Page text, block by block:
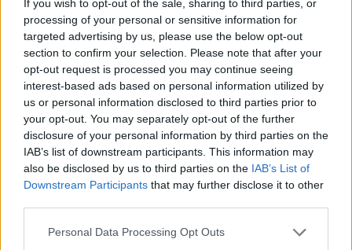
If you wish to opt-out of the sale, sharing to third parties, or
processing of your personal or sensitive information for
targeted advertising by us, please use the below opt-out
section to confirm your selection. Please note that after your
opt-out request is processed you may continue seeing
interest-based ads based on personal information utilized by
us or personal information disclosed to third parties prior to
your opt-out. You may separately opt-out of the further
disclosure of your personal information by third parties on the
IAB’s list of downstream participants. This information may
also be disclosed by us to third parties on the IAB’s List of
Downstream Participants that may further disclose it to other
Please note that this website/app uses one or more Google
Personal Data Processing Opt Outs